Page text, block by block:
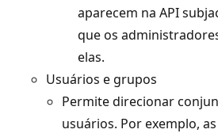
aparecem na API
que os
elas.
Usuários e grupos
Permite direcionar
usuários. Por exemplo,